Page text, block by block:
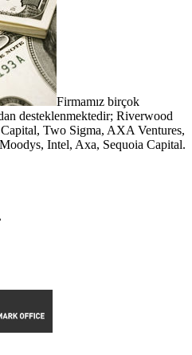
Firmamız birçok
desteklenmektedir; Riverwood
Two Sigma, AXA Ventures,
Intel, Axa, Sequoia Capital.